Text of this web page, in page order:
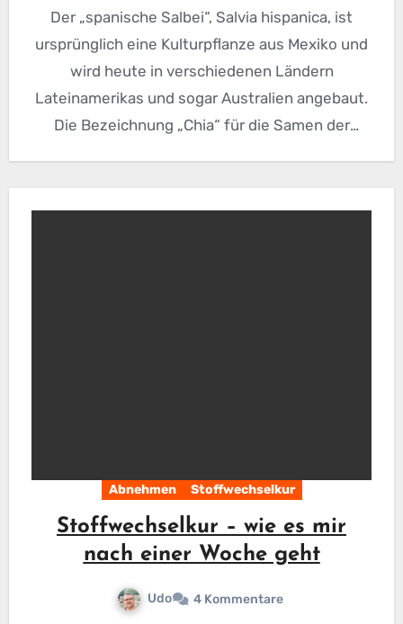
Der „spanische Salbei“, Salvia hispanica, ist
ursprünglich eine Kulturpflanze aus Mexiko und
wird heute in verschiedenen Ländern
Lateinamerikas und sogar Australien angebaut.
Die Bezeichnung „Chia“ für die Samen der
Abnehmen Stoffwechselkur
Stoffwechselkur – wie es mir
nach einer Woche geht
Udo 4 Kommentare